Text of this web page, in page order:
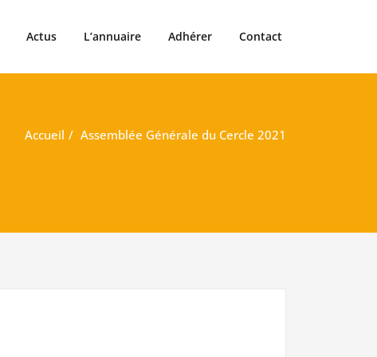
Actus L’annuaire Adhérer Contact
Accueil Assemblée Générale du Cercle 2021